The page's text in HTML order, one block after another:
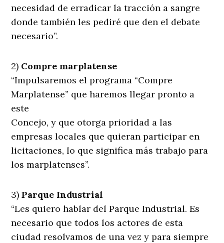
necesidad de erradicar la tracción a sangre
donde también les pediré que den el debate
necesario”.
2) Compre marplatense
“Impulsaremos el programa “Compre
Marplatense” que haremos llegar pronto a
este
Concejo, y que otorga prioridad a las
empresas locales que quieran participar en
licitaciones, lo que significa más trabajo para
los marplatenses”.
3)Parque Industrial
“Les quiero hablar del Parque Industrial. Es
necesario que todos los actores de esta
ciudad resolvamos de una vez y para siempre